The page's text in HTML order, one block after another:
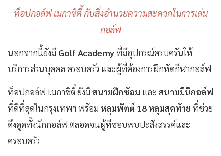
ท็อปกอล์ฟ เมกาซิตี้ กับสิ่งอำนวยความสะดวกในการเล่น
กอล์ฟ
นอกจากนี้ยังมี Golf Academyที่มีอุปกรณ์ครบครันให้
บริการส่วนบุคคล ครอบครัว และผู้ที่ต้องการฝึกหัดกีฬากอล์ฟ
ท็อปกอล์ฟ เมกาซิตี้ ยังมีสนามฝึกซ้อม และ สนามมินิกอล์ฟ
ที่ดีที่สุดในกรุงเทพฯ พร้อม หลุมพัตต์ 18 หลุมสุดท้าย ที่ช่วย
ดึงดูดทั้งนักกอล์ฟ ตลอดจนผู้ที่ชอบพบปะสังสรรค์และ
ครอบครัว